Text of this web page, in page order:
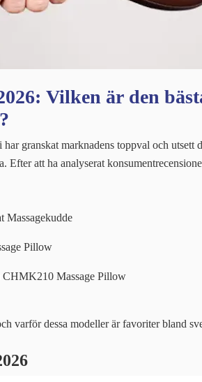
Vilken är den
granskat marknadens toppval och utsett
Efter att ha analyserat
Massagekudde
Pillow
CHMK210 Massage Pillow
varför dessa modeller är favoriter bland